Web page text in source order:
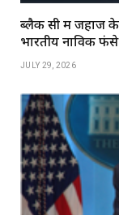
ब्लैक सी में जहाज के
भारतीय नाविक फंसे
JULY 29, 2026